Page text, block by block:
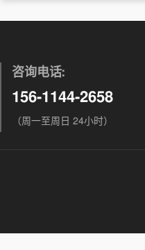
咨询电话:
156-1144-2658
（周一至周日 24小时）